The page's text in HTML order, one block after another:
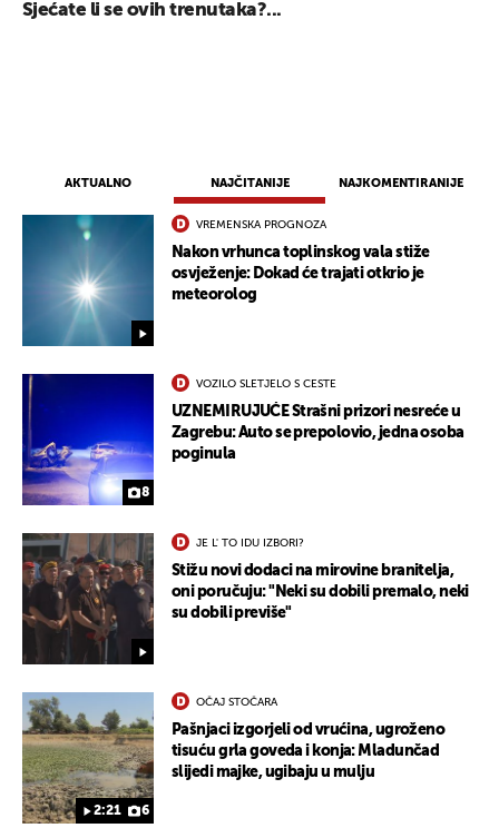
AKTUALNO NAJČITANIJE NAJKOMENTIRANIJE
VREMENSKA PROGNOZA
Nakon vrhunca toplinskog vala stiže
osvježenje: Dokad će trajati otkrio je
meteorolog
8
VOZILO SLETJELO S CESTE
UZNEMIRUJUĆE Strašni prizori nesreće u
Zagrebu: Auto se prepolovio, jedna osoba
poginula
JE L' TO IDU IZBORI?
Stižu novi dodaci na mirovine branitelja,
oni poručuju: "Neki su dobili premalo, neki
su dobili previše"
2:21 6
OČAJ STOČARA
Pašnjaci izgorjeli od vrućina, ugroženo
tisuću grla goveda i konja: Mladunčad
slijedi majke, ugibaju u mulju
Sjećate li se ovih trenutaka?...